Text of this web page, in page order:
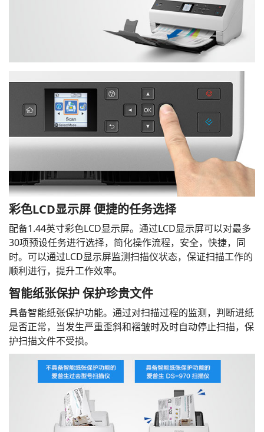
彩色LCD显示屏 便捷的任务选择
配备1.44英寸彩色LCD显示屏。通过LCD显示屏可以对最多
30项预设任务进行选择，简化操作流程，安全，快捷，同
时。可以通过LCD显示屏监测扫描仪状态，保证扫描工作的
顺利进行，提升工作效率。
智能纸张保护 保护珍贵文件
具备智能纸张保护功能。通过对扫描过程的监测，判断进纸
是否正常，当发生严重歪斜和褶皱时及时自动停止扫描，保
护扫描文件不受损。